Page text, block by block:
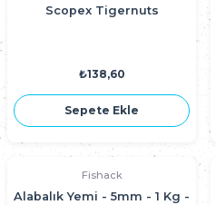
Scopex Tigernuts
₺138,60
Sepete Ekle
Fishack
Alabalık Yemi - 5mm - 1 Kg -